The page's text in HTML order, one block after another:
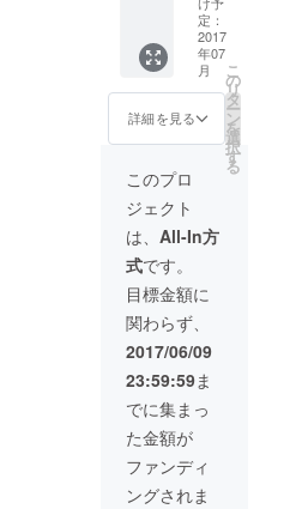
D110m
m（船
底）
で、ご
了承く
ださ
い。 ※
色のご
指定は
でご了
承くだ
さい。
【サイ
ズ】 ベ
ルの直
径：約
12cm
底の直
径：約
7cm 高
さ（一
番長い
部
分）：
約11cm
上、若
干の傷
やへこ
みがあ
る場合
があり
ます。
※胴体部
分に、
手彫り
の装飾
の有無
による
違いが
ありま
す。お
選びい
ただく
ことは
できま
せんの
で、ご
了承く
ださ
い。 ※
色のご
者およ
び編成
は、日
程や演
奏曲な
どを考
慮しつ
つ、ご
相談の
上で決
めさせ
ていた
だきま
す。 ※
上記の
金額に
は、出
演料・
交通費
を含み
ます。
ホール
や機材
等の使
用料が
かかる
クス）
＋サッ
クスカ
ルテッ
ト＋ピ
アノ 本
多俊之
氏が、
日本全
国どこ
へでも
出張コ
ンサー
トをい
たしま
す。 プ
ライ
ベート
コン
サート
でも構
いませ
ん。
サック
スカル
テッ
定：
2017
年07
月
詳細を見る
こ
の
リ
タ
ー
ン
を
選
択
す
る
このプロ
ジェクト
は、 All-In方
式です。
目標金額に
関わらず、
2017/06/09
23:59:59ま
でに集まっ
た金額が
ファンディ
ングされま